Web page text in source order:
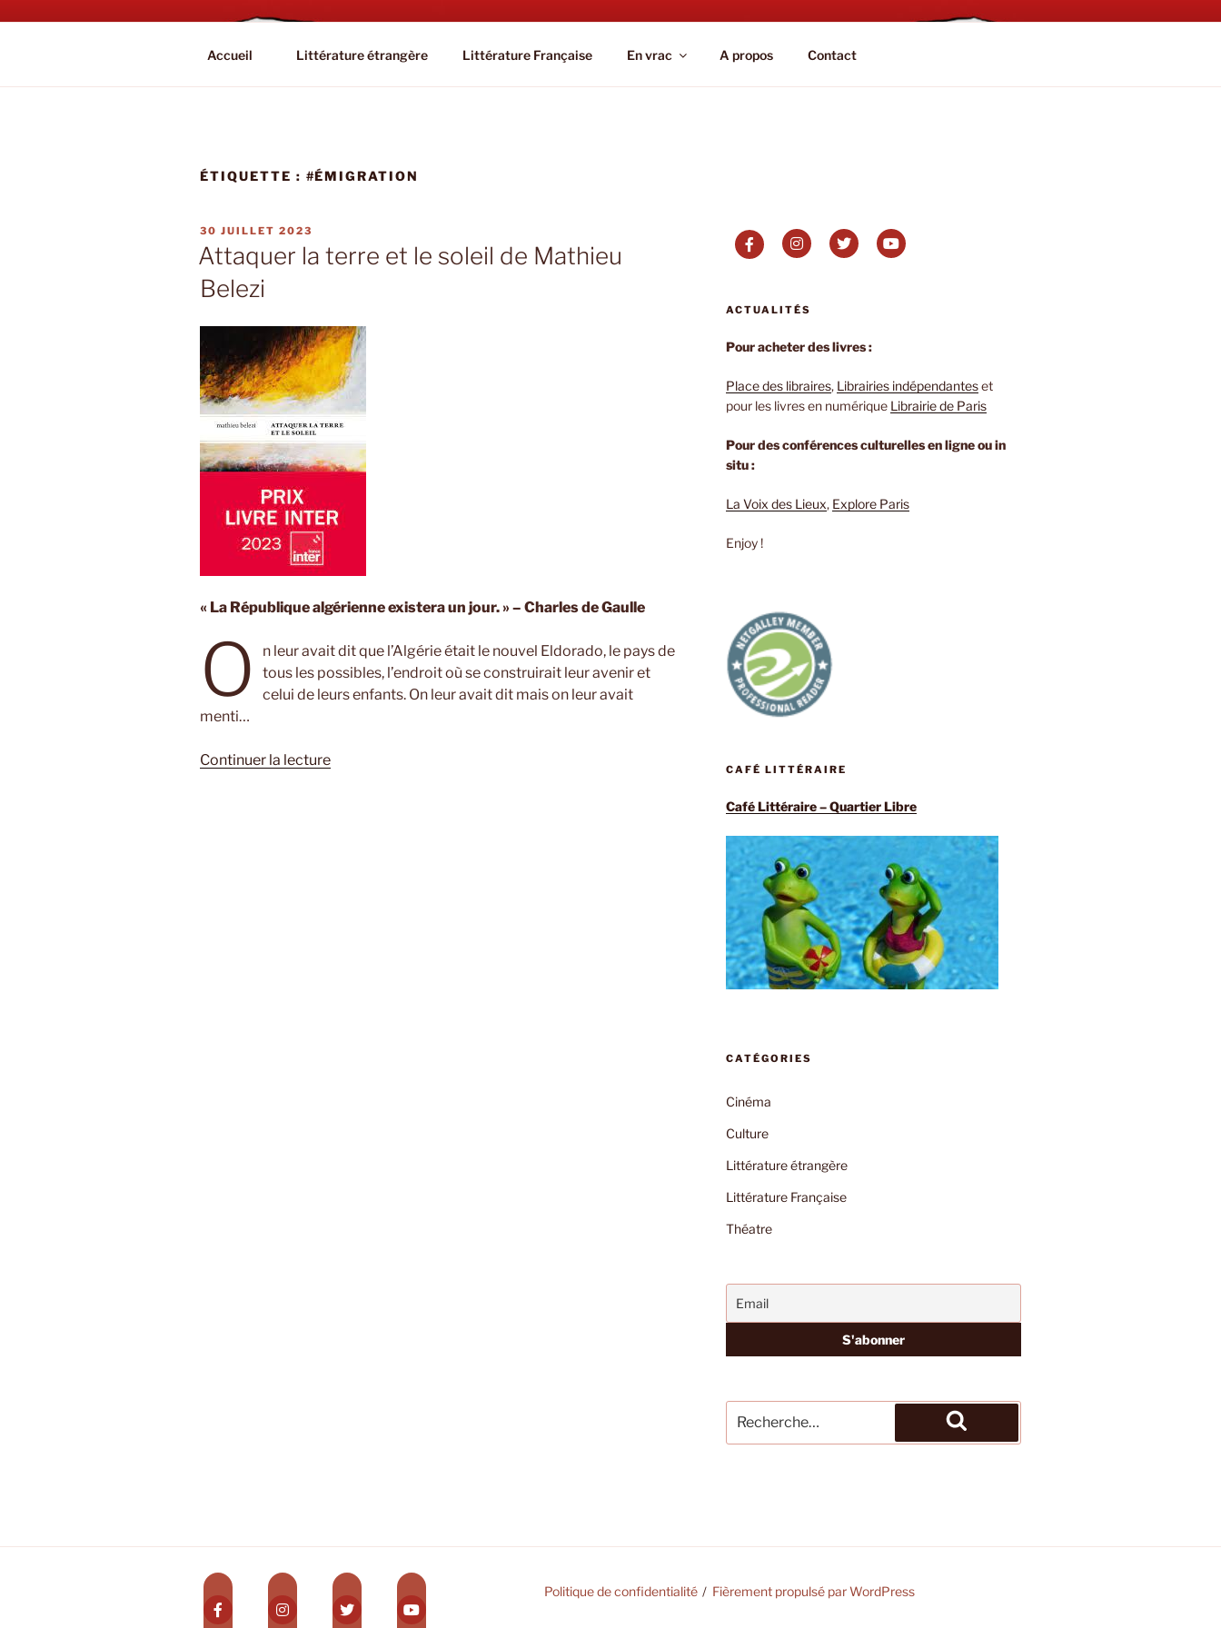
BOOKAHOLIC.PARIS
Blog Littéraire et Culturel
Accueil Littérature étrangère Littérature Française En vrac A propos Contact
ÉTIQUETTE : #ÉMIGRATION
PUBLIÉ
LE
30 JUILLET 2023
Attaquer la terre et le soleil de Mathieu
Belezi
« La République algérienne existera un jour. »– Charles de Gaulle
O
n leur avait dit que l’Algérie était le nouvel Eldorado, le pays de
tous les possibles, l’endroit où se construirait leur avenir et
celui de leurs enfants. On leur avait dit mais on leur avait
menti…
Continuer la lecturede
ACTUALITÉS
Pour acheter des livres :
Place des libraires, Librairies indépendanteset
pour les livres en numérique Librairie de Paris
Pour des conférences culturelles en ligne ou in
situ :
La Voix des Lieux, Explore Paris
Enjoy !
CAFÉ LITTÉRAIRE
Café Littéraire – Quartier Libre
CATÉGORIES
Cinéma
Culture
Littérature étrangère
Littérature Française
Théatre
pour
:
Recherche
Politique de confidentialité Fièrement propulsé par WordPress